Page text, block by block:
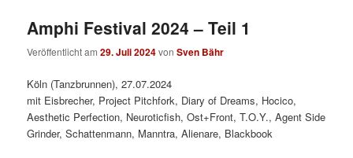
Amphi Festival 2024 – Teil 1
Veröffentlicht am29. Juli 2024vonSven Bähr
Köln (Tanzbrunnen), 27.07.2024
mit Eisbrecher, Project Pitchfork, Diary of Dreams, Hocico,
Aesthetic Perfection, Neuroticfish, Ost+Front, T.O.Y., Agent Side
Grinder, Schattenmann, Manntra, Alienare, Blackbook